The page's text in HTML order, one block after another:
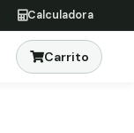
Calculadora
Carrito